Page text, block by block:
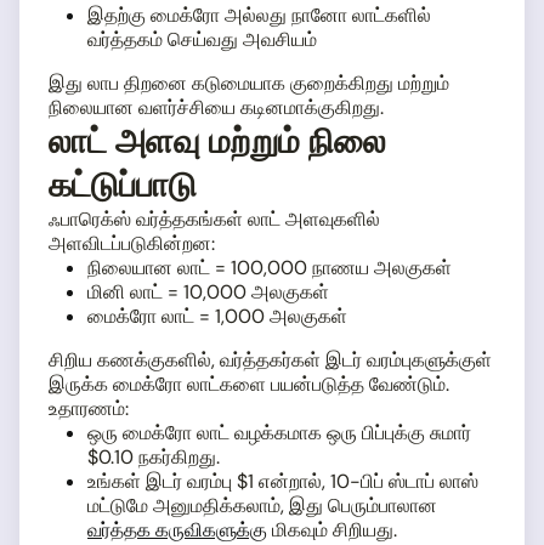
இதற்கு மைக்ரோ அல்லது நானோ லாட்களில்
வர்த்தகம் செய்வது அவசியம்
இது லாப திறனை கடுமையாக குறைக்கிறது மற்றும்
நிலையான வளர்ச்சியை கடினமாக்குகிறது.
லாட் அளவு மற்றும் நிலை
கட்டுப்பாடு
ஃபாரெக்ஸ் வர்த்தகங்கள் லாட் அளவுகளில்
அளவிடப்படுகின்றன:
நிலையான லாட் = 100,000 நாணய அலகுகள்
மினி லாட் = 10,000 அலகுகள்
மைக்ரோ லாட் = 1,000 அலகுகள்
சிறிய கணக்குகளில், வர்த்தகர்கள் இடர் வரம்புகளுக்குள்
இருக்க மைக்ரோ லாட்களை பயன்படுத்த வேண்டும்.
உதாரணம்:
ஒரு மைக்ரோ லாட் வழக்கமாக ஒரு பிப்புக்கு சுமார்
$0.10 நகர்கிறது.
உங்கள் இடர் வரம்பு $1 என்றால், 10-பிப் ஸ்டாப் லாஸ்
மட்டுமே அனுமதிக்கலாம், இது பெரும்பாலான
வர்த்தக கருவிகளுக்குமிகவும் சிறியது.